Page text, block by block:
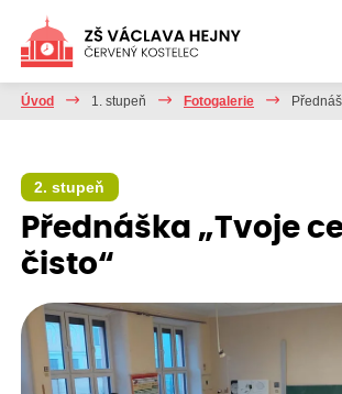
Úvod 1. stupeň Fotogalerie
2. stupeň
Přednáška „Tvoje
čisto“